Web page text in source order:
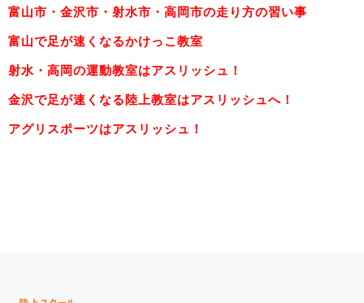
富山市・金沢市・射水市・高岡市の走り方の習い事
富山で足が速くなるかけっこ教室
射水・高岡の運動教室はアスリッシュ！
金沢で足が速くなる陸上教室はアスリッシュへ！
アグリスポーツはアスリッシュ！